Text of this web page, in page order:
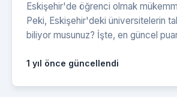
Eskişehir'de öğrenci olmak
Peki, Eskişehir'deki üniversitelerin
biliyor musunuz? İşte, en güncel
1 yıl önce güncellendi